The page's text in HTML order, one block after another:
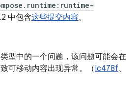
中包含这些提交内容。
型中的一个问题，该问题可能会在
可移动内容出现异常。（Ic478f、